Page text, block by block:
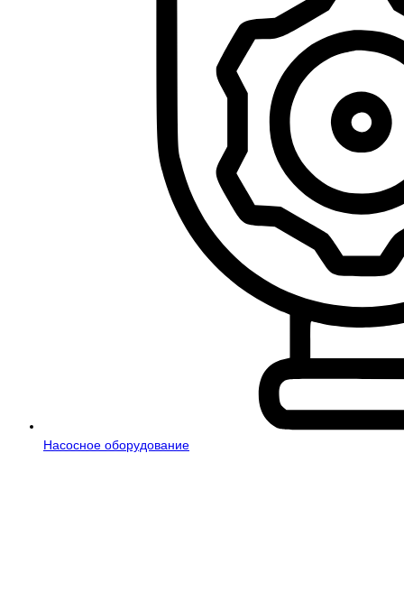
Насосное оборудование